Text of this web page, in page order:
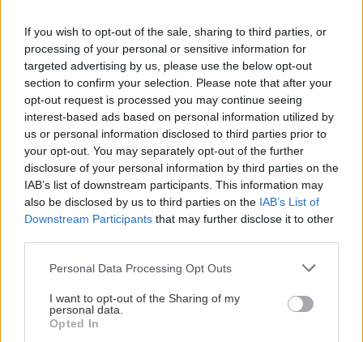
If you wish to opt-out of the sale, sharing to third parties, or
processing of your personal or sensitive information for
targeted advertising by us, please use the below opt-out
section to confirm your selection. Please note that after your
opt-out request is processed you may continue seeing
interest-based ads based on personal information utilized by
us or personal information disclosed to third parties prior to
your opt-out. You may separately opt-out of the further
disclosure of your personal information by third parties on the
IAB’s list of downstream participants. This information may
also be disclosed by us to third parties on the IAB’s List of
Downstream Participants that may further disclose it to other
Please note that this website/app uses one or more Google
not limited to your visit or usage behaviour. You may click to
grant or deny consent to Google and its third-party tags to
use your data for below specified purposes in below Google
Personal Data Processing Opt Outs
I want to opt-out of the Sharing of my
personal data.
Opted In
Σπύρος Σμυρνής
Ο Σπύρος Σμυρνής γεννήθηκε το 1986 στην Αθήνα.
Μεγάλωσε στο πολυαγαπημένο του Αιγάλεω και σπούδασε
στο Τμήμα Επικοινωνίας και Μ.Μ.Ε. του Καποδιστριακού
Πανεπιστημίου Αθηνών. Γράφει ανερυθρίαστα για όσα
αγαπά, όσα τον ενδιαφέρουν, όσα έχει ζήσει και όσα θα ήθελε
να ζήσει. Έχει κυκλοφορήσει τη συλλογή διηγημάτων
τον κόσμο.